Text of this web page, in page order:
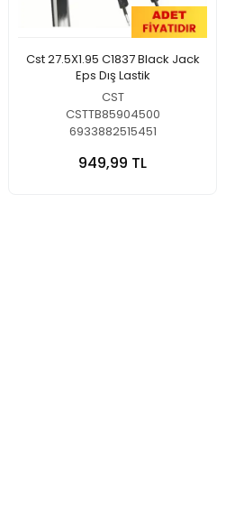
Cst 27.5X1.95 C1837 Black Jack
Eps Dış Lastik
CST
CSTTB85904500
6933882515451
949,99 TL